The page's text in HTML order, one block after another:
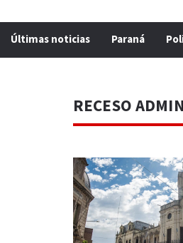
Últimas noticias Paraná
RECESO